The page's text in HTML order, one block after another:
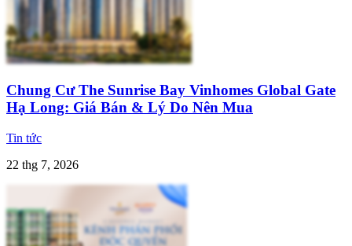
Chung Cư The Sunrise Bay Vinhomes Global Gate
Hạ Long: Giá Bán & Lý Do Nên Mua
Tin tức
22 thg 7, 2026